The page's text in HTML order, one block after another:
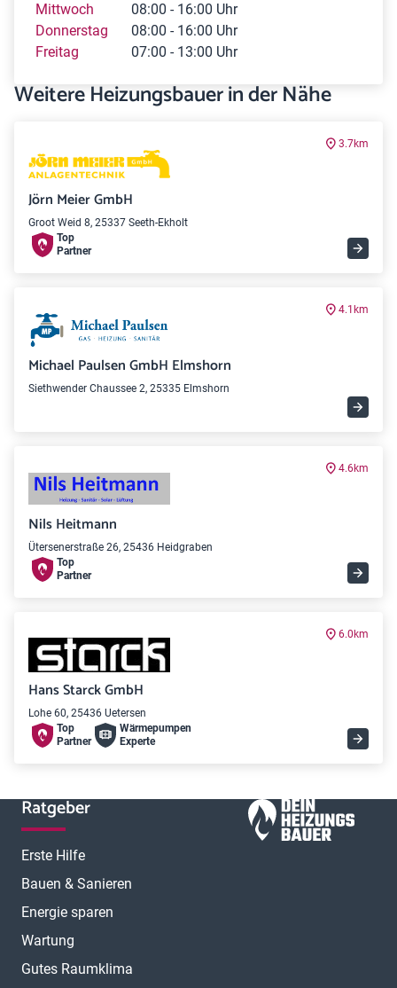
Mittwoch
08:00 - 16:00 Uhr
Donnerstag
08:00 - 16:00 Uhr
Freitag
07:00 - 13:00 Uhr
Weitere Heizungsbauer in der Nähe
3.7km
Jörn Meier GmbH
Groot Weid 8, 25337 Seeth-Ekholt
Top
Partner
4.1km
Michael Paulsen GmbH Elmshorn
Siethwender Chaussee 2, 25335 Elmshorn
4.6km
Nils Heitmann
Ütersenerstraße 26, 25436 Heidgraben
Top
Partner
6.0km
Hans Starck GmbH
Lohe 60, 25436 Uetersen
Top
Partner
Wärme­pumpen
Experte
Ratgeber
Erste Hilfe
Bauen & Sanieren
Energie sparen
Wartung
Gutes Raumklima